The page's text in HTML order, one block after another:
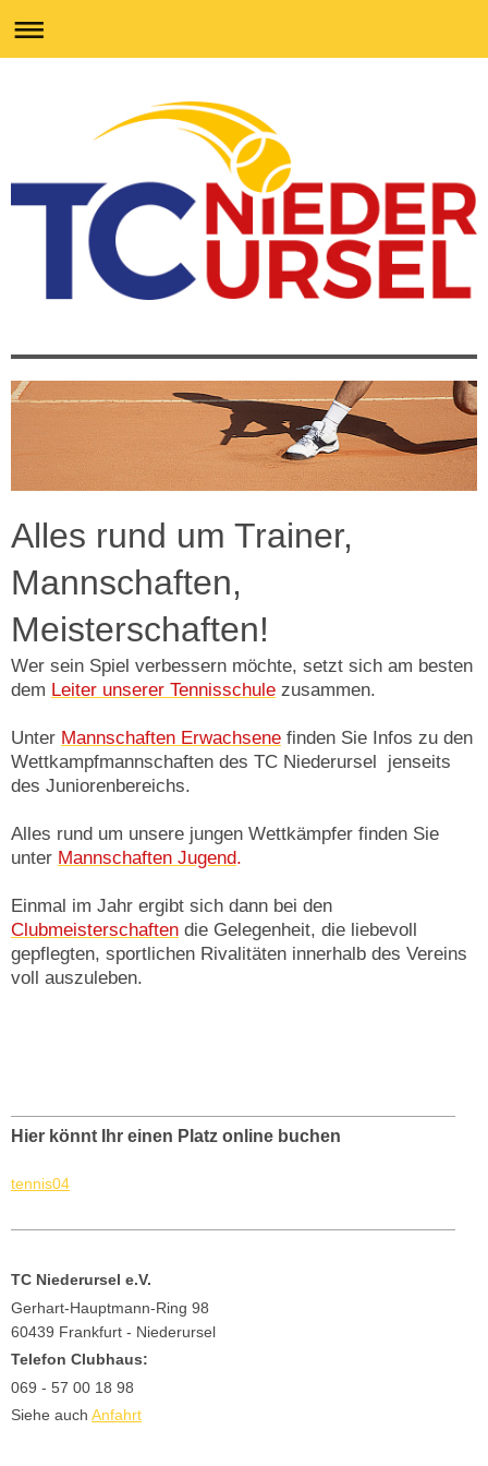
Alles rund um Trainer,
Mannschaften,
Meisterschaften!
Wer sein Spiel verbessern möchte, setzt sich am besten
dem Leiter unserer Tennisschule zusammen.
Unter Mannschaften Erwachsene finden Sie Infos zu den
Wettkampfmannschaften des TC Niederursel jenseits
des Juniorenbereichs.
Alles rund um unsere jungen Wettkämpfer finden Sie
unter Mannschaften Jugend.
Einmal im Jahr ergibt sich dann bei den
Clubmeisterschaften die Gelegenheit, die liebevoll
gepflegten, sportlichen Rivalitäten innerhalb des Vereins
voll auszuleben.
Hier könnt Ihr einen Platz online buchen
tennis04
TC Niederursel e.V.
Gerhart-Hauptmann-Ring 98
60439 Frankfurt - Niederursel
Telefon Clubhaus:
069 - 57 00 18 98
Siehe auch Anfahrt